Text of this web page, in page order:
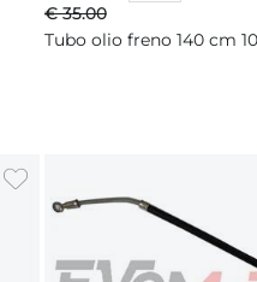
€ 35.00
Tubo olio freno 140 cm